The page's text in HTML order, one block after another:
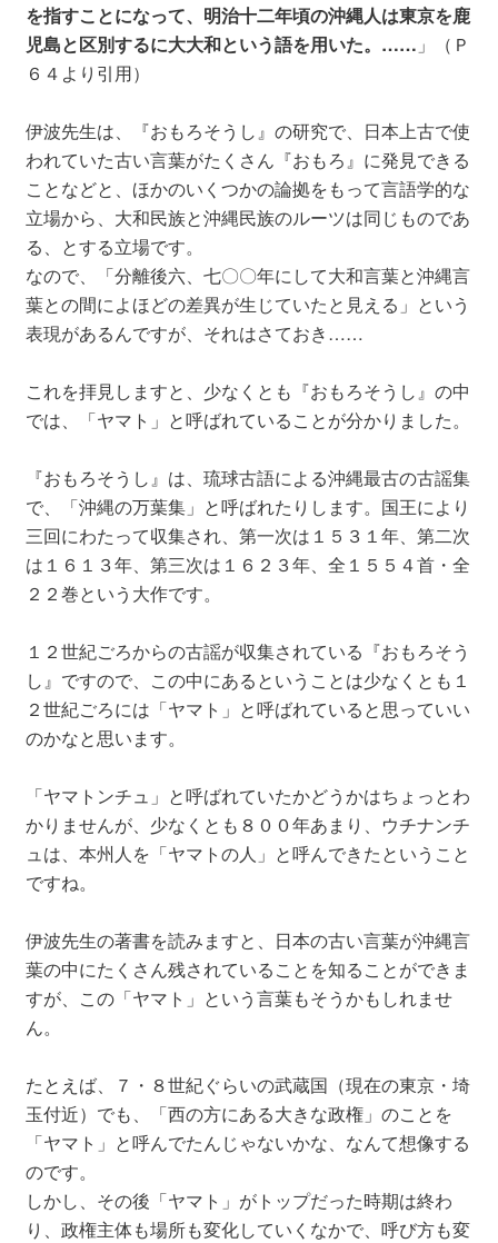
を指すことになって、明治十二年頃の沖縄人は東京を鹿
児島と区別するに大大和という語を用いた。…… 」（Ｐ
６４より引用）
伊波先生は、『おもろそうし』の研究で、日本上古で使
われていた古い言葉がたくさん『おもろ』に発見できる
ことなどと、ほかのいくつかの論拠をもって言語学的な
立場から、大和民族と沖縄民族のルーツは同じものであ
る、とする立場です。
なので、「分離後六、七〇〇年にして大和言葉と沖縄言
葉との間によほどの差異が生じていたと見える」という
表現があるんですが、それはさておき……
これを拝見しますと、少なくとも『おもろそうし』の中
では、「ヤマト」と呼ばれていることが分かりました。
『おもろそうし』は、琉球古語による沖縄最古の古謡集
で、「沖縄の万葉集」と呼ばれたりします。国王により
三回にわたって収集され、第一次は１５３１年、第二次
は１６１３年、第三次は１６２３年、全１５５４首・全
２２巻という大作です。
１２世紀ごろからの古謡が収集されている『おもろそう
し』ですので、この中にあるということは少なくとも１
２世紀ごろには「ヤマト」と呼ばれていると思っていい
のかなと思います。
「ヤマトンチュ」と呼ばれていたかどうかはちょっとわ
かりませんが、少なくとも８００年あまり、ウチナンチ
ュは、本州人を「ヤマトの人」と呼んできたということ
ですね。
伊波先生の著書を読みますと、日本の古い言葉が沖縄言
葉の中にたくさん残されていることを知ることができま
すが、この「ヤマト」という言葉もそうかもしれませ
ん。
たとえば、７・８世紀ぐらいの武蔵国（現在の東京・埼
玉付近）でも、「西の方にある大きな政権」のことを
「ヤマト」と呼んでたんじゃないかな、なんて想像する
のです。
しかし、その後「ヤマト」がトップだった時期は終わ
り、政権主体も場所も変化していくなかで、呼び方も変